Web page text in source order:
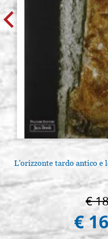
L'orizzonte tardo antico e
€
€